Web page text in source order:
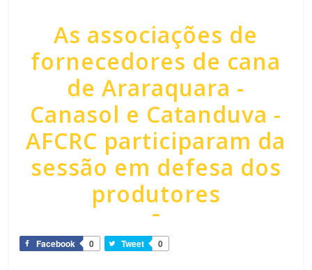
As associações de
fornecedores de cana
de Araraquara -
Canasol e Catanduva -
AFCRC participaram da
sessão em defesa dos
produtores
Facebook 0 Tweet 0